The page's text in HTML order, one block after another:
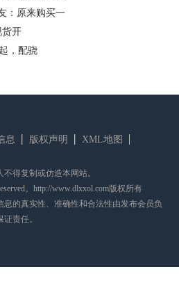
：原来购买一
货开
，配骁
息 版权声明
XML地图
不得复制或仿造本网站。
。http://www.dlxxol.com版权所有
的真实性、准确性和合法性由发布会员负
责任。